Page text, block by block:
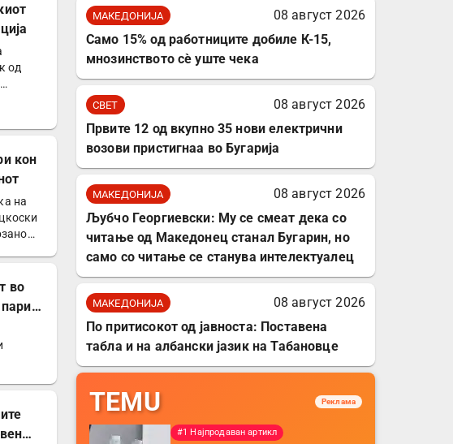
од
кон
на
во
МАКЕДОНИЈА
08 август 2026
Само 15% од работниците добиле К-15,
мнозинството сè уште чека
СВЕТ
08 август 2026
Првите 12 од вкупно 35 нови електрични
возови пристигнаа во Бугарија
МАКЕДОНИЈА
08 август 2026
Љубчо Георгиевски: Му се смеат дека со
читање од Македонец станал Бугарин, но
само со читање се станува интелектуалец
МАКЕДОНИЈА
08 август 2026
По притисокот од јавноста: Поставена
табла и на албански јазик на Табановце
TEMU Реклама
#1 Најпродаван артикл